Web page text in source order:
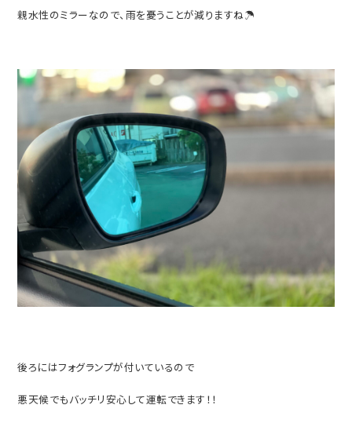
親水性のミラーなので、雨を憂うことが減りますね☂
後ろにはフォグランプが付いているので
悪天候でもバッチリ安心して運転できます！！